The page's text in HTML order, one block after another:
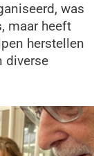
was
maar heeft
herstellen
diverse